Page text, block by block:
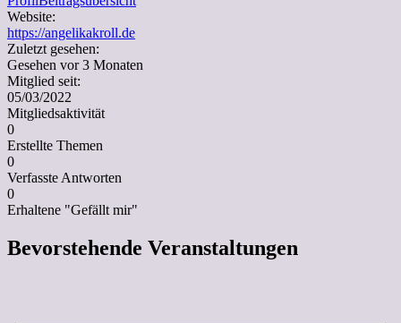
Website:
https://angelikakroll.de
Zuletzt gesehen:
Gesehen vor 3 Monaten
Mitglied seit:
05/03/2022
Mitgliedsaktivität
0
Erstellte Themen
0
Verfasste Antworten
0
Erhaltene "Gefällt mir"
Bevorstehende Veranstaltungen